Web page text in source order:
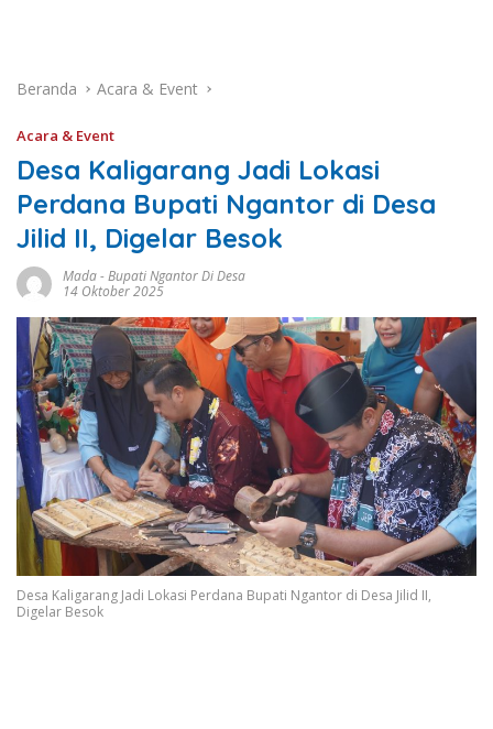
Beranda Acara & Event
Acara & Event
Desa Kaligarang Jadi Lokasi
Perdana Bupati Ngantor di Desa
Jilid II, Digelar Besok
Mada-Bupati Ngantor Di Desa
14 Oktober 2025
Desa Kaligarang Jadi Lokasi Perdana Bupati Ngantor di Desa Jilid II,
Digelar Besok